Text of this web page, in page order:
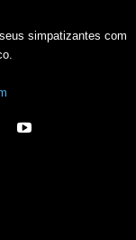
simpatizantes com